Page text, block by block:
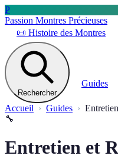
P
Passion Montres Précieuses
📜 Histoire des Montres
Rechercher
Guides
Accueil Guides
🔧
Entretien et